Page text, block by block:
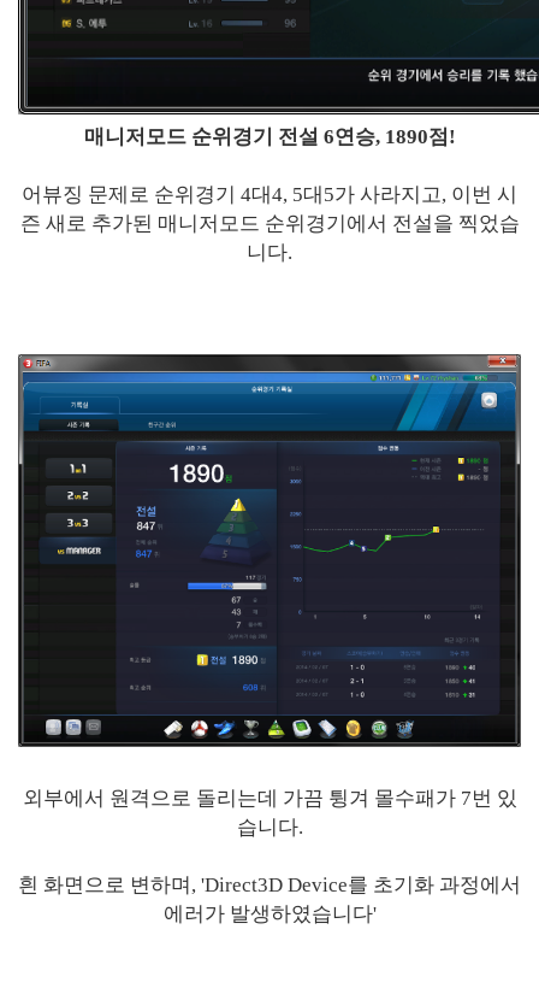
매니저모드 순위경기 전설 6연승, 1890점!
어뷰징 문제로 순위경기 4대4, 5대5가 사라지고, 이번 시
즌 새로 추가된 매니저모드 순위경기에서 전설을 찍었습
니다.
외부에서 원격으로 돌리는데 가끔 튕겨 몰수패가 7번 있
습니다.
흰 화면으로 변하며, 'Direct3D Device를 초기화 과정에서
에러가 발생하였습니다'